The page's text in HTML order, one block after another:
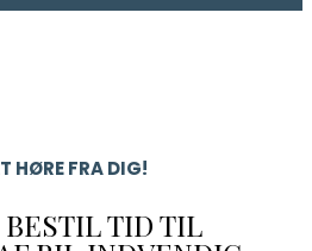
HØRE FRA DIG!
TID TIL